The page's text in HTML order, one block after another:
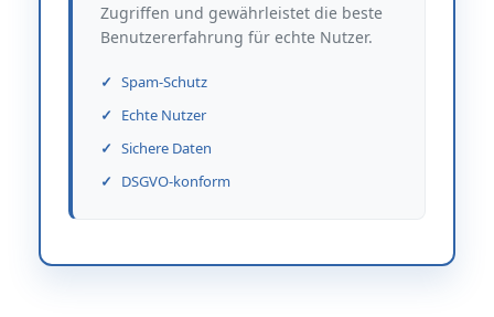
Zugriffen und gewährleistet die beste
Benutzererfahrung für echte Nutzer.
Spam-Schutz
Echte Nutzer
Sichere Daten
DSGVO-konform